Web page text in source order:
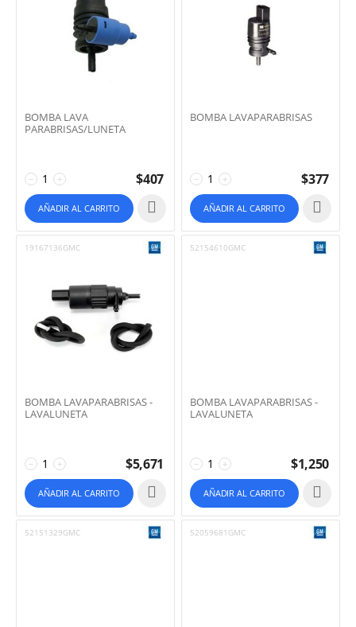
BOMBA LAVA
PARABRISAS/LUNETA
+
− $407
AÑADIR AL CARRITO
BOMBA LAVAPARABRISAS
+
− $377
AÑADIR AL CARRITO
19167136GMC
BOMBA LAVAPARABRISAS -
LAVALUNETA
+
− $5,671
AÑADIR AL CARRITO
52154610GMC
BOMBA LAVAPARABRISAS -
LAVALUNETA
+
− $1,250
AÑADIR AL CARRITO
52151329GMC 52059681GMC